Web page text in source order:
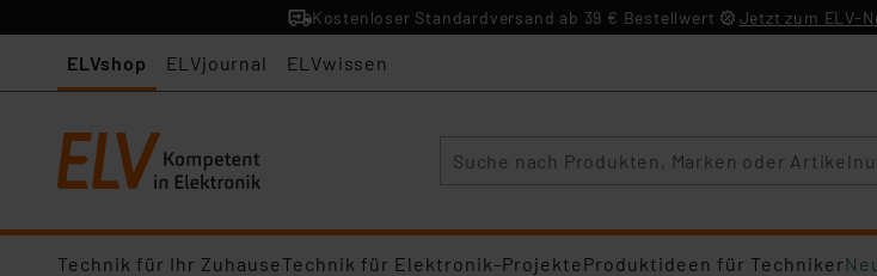
Kostenloser Standardversand ab 39 € Bestellwert Jetzt zum ELV-
ELVshop ELVjournal ELVwissen
Technik für Ihr ZuhauseTechnik für Elektronik-ProjekteProduktideen für Techniker